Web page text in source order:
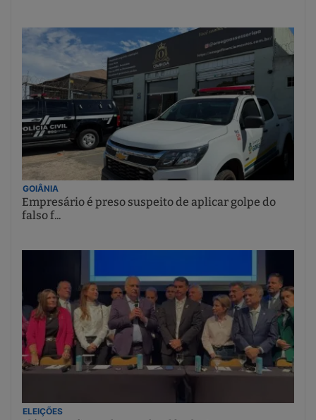
GOIÂNIA
Empresário é preso suspeito de aplicar golpe do
falso f...
ELEIÇÕES